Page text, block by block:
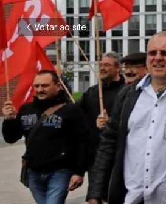
Voltar ao site